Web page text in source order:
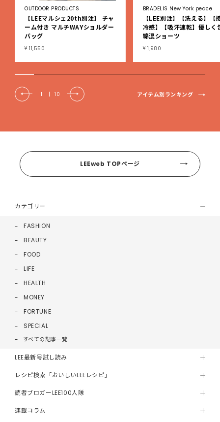
OUTDOOR PRODUCTS
【LEEマルシェ20th別注】 チャ
ーム付き マルチWAYショルダー
バッグ
¥ 11,550
BRADELIS New York peace
【LEE別注】【洗える】【
冷感】【吸汗速乾】優しく
綿混ショーツ
¥ 1,980
1 | 10 アイテム別ランキング
LEEweb TOPページ
カテゴリー
FASHION
BEAUTY
FOOD
LIFE
HEALTH
MONEY
FORTUNE
SPECIAL
すべての記事一覧
LEE最新号試し読み
レシピ検索「おいしいLEEレシピ」
読者ブロガーLEE100人隊
連載コラム